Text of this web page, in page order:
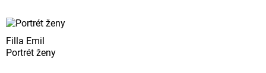
Filla Emil
Portrét ženy